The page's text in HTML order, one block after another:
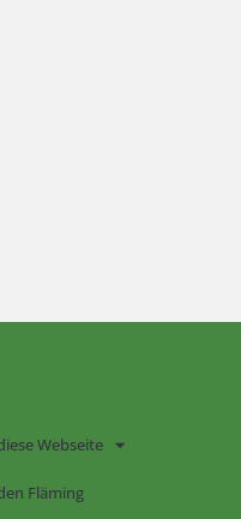
Webseite
Fläming